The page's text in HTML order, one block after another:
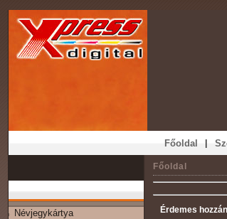
Főoldal |
Névjegykártya
Főoldal
Érdemes